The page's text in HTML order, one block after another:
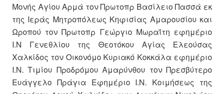
Μονής Αγίου Αρμά τον Πρωτοπρ Βασίλειο Πασσά εκ
της Ιεράς Μητροπόλεως Κηφισίας Αμαρουσίου και
Ωροπού τον Πρωτοπρ Γεώργιο Μωραΐτη εφημέριο
Ι.Ν Γενεθλίου της Θεοτόκου Αγίας Ελεούσας
Χαλκίδος τον Οικονόμο Κυριακό Κοκκάλα εφημέριο
Ι.Ν. Τιμίου Προδρόμου Αμαρύνθου τον Πρεσβύτερο
Ευάγγελο Πράγια Εφημέριο Ι.Ν. Κοιμήσεως της